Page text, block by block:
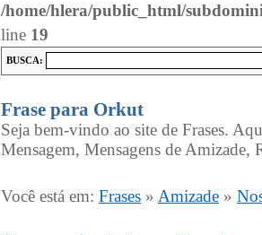
/home/hlera/public_html/
line 19
BUSCA:
Frase para Orkut
Seja bem-vindo ao site de Frases.
Mensagem, Mensagens de Amizade,
Você está em: Frases » Amizade »